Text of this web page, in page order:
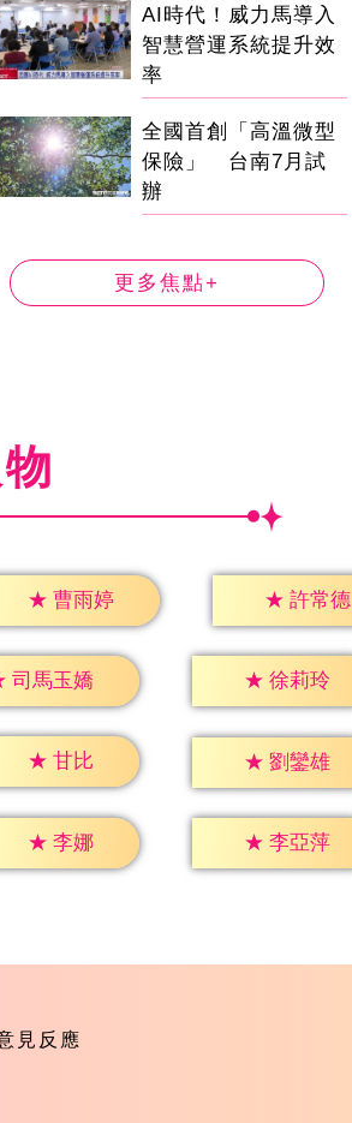
AI時代！威力馬導入
智慧營運系統提升效
率
全國首創「高溫微型
保險」 台南7月試
辦
更多焦點+
★ 曹雨婷 ★ 許常德
司馬玉嬌 ★ 徐莉玲
★ 甘比 ★ 劉鑾雄
★ 李娜 ★ 李亞萍
見反應